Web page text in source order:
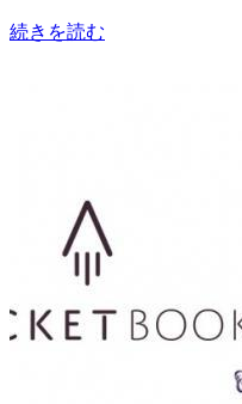
続きを読む